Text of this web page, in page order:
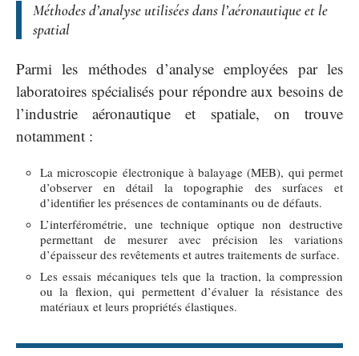
Méthodes d’analyse utilisées dans l’aéronautique et le
spatial
Parmi les méthodes d’analyse employées par les
laboratoires spécialisés pour répondre aux besoins de
l’industrie aéronautique et spatiale, on trouve
notamment :
La microscopie électronique à balayage (MEB), qui permet
d’observer en détail la topographie des surfaces et
d’identifier les présences de contaminants ou de défauts.
L’interférométrie, une technique optique non destructive
permettant de mesurer avec précision les variations
d’épaisseur des revêtements et autres traitements de surface.
Les essais mécaniques tels que la traction, la compression
ou la flexion, qui permettent d’évaluer la résistance des
matériaux et leurs propriétés élastiques.